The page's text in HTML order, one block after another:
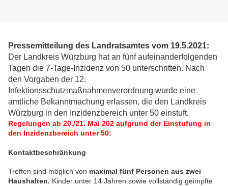
Pressemitteilung des Landratsamtes vom 19.5.2021:
Der Landkreis Würzburg hat an fünf aufeinanderfolgenden
Tagen die 7-Tage-Inzidenz von 50 unterschritten. Nach
den Vorgaben der 12.
Infektionsschutzmaßnahmenverordnung wurde eine
amtliche Bekanntmachung erlassen, die den Landkreis
Würzburg in den Inzidenzbereich unter 50 einstuft.
Regelungen ab 20./21. Mai 202 aufgrund der Einstufung in
den Inzidenzbereich unter 50:
Kontaktbeschränkung
Treffen sind möglich von maximal fünf Personen aus zwei
Haushalten. Kinder unter 14 Jahren sowie vollständig geimpfte